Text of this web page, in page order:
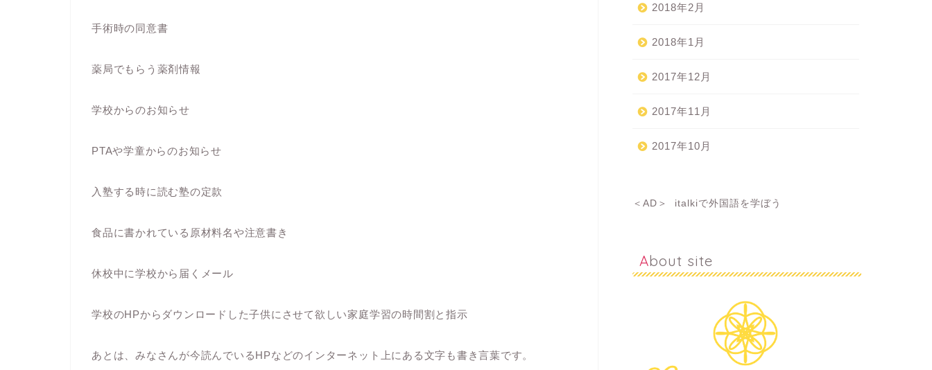
手術時の同意書
薬局でもらう薬剤情報
学校からのお知らせ
PTAや学童からのお知らせ
入塾する時に読む塾の定款
食品に書かれている原材料名や注意書き
休校中に学校から届くメール
学校のHPからダウンロードした子供にさせて欲しい家庭学習の時間割と指示
あとは、みなさんが今読んでいるHPなどのインターネット上にある文字も書き言葉です。
2018年2月
2018年1月
2017年12月
2017年11月
2017年10月
＜AD＞ italkiで外国語を学ぼう
About site